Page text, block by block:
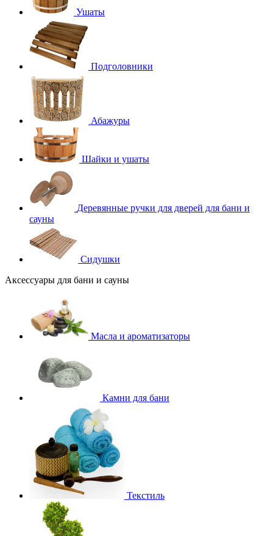
Ушаты
Подголовники
Абажуры
Шайки и ушаты
Деревянные ручки для дверей для бани и
сауны
Сидушки
Аксессуары для бани и сауны
Масла и ароматизаторы
Камни для бани
Текстиль